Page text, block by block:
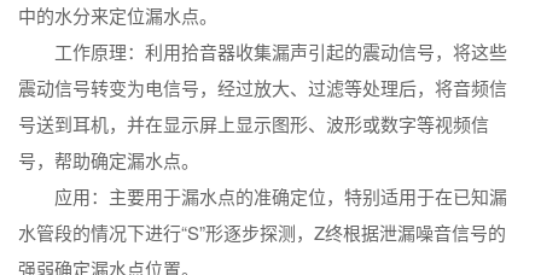
中的水分来定位漏水点。
工作原理：利用拾音器收集漏声引起的震动信号，将这些
震动信号转变为电信号，经过放大、过滤等处理后，将音频信
号送到耳机，并在显示屏上显示图形、波形或数字等视频信
号，帮助确定漏水点。
应用：主要用于漏水点的准确定位，特别适用于在已知漏
水管段的情况下进行“S”形逐步探测，Z终根据泄漏噪音信号的
强弱确定漏水点位置。